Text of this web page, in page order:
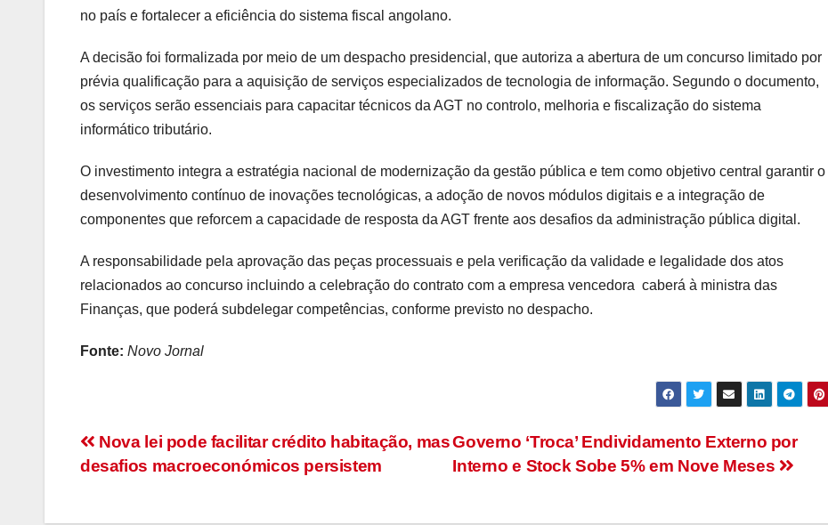
no país e fortalecer a eficiência do sistema fiscal angolano.
A decisão foi formalizada por meio de um despacho presidencial , que autoriza a abertura de um concurso limitado por
prévia qualificação para a aquisição de serviços especializados de tecnologia de informação. Segundo o documento,
os serviços serão essenciais para capacitar técnicos da AGT no controlo, melhoria e fiscalização do sistema
informático tributário.
O investimento integra a estratégia nacional de modernização da gestão pública e tem como objetivo central garantir o
desenvolvimento contínuo de inovações tecnológicas, a adoção de novos módulos digitais e a integração de
componentes que reforcem a capacidade de resposta da AGT frente aos desafios da administração pública digital .
A responsabilidade pela aprovação das peças processuais e pela verificação da validade e legalidade dos atos
relacionados ao concurso incluindo a celebração do contrato com a empresa vencedora caberá à ministra das
Finanças, que poderá subdelegar competências, conforme previsto no despacho.
Fonte: Novo Jornal
Navegação
Governo ‘Troca’ Endividamento Externo por
Interno e Stock Sobe 5% em Nove Meses
Nova lei pode facilitar crédito habitação, mas
desafios macroeconómicos persistem